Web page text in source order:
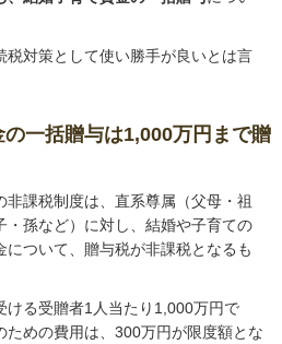
対策として使い勝手が良いとは言
一括贈与は1,000万円まで贈
課税制度は、直系尊属（父母・祖
・孫など）に対し、結婚や子育ての
ついて、贈与税が非課税となるも
ける受贈者1 人当たり 1,000万円で
めの費用は、 300万円が限度額とな